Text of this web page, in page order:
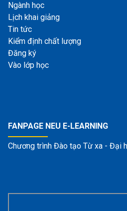
Ngành học
Lịch khai giảng
Tin tức
Kiểm định chất lượng
Đăng ký
Vào lớp học
FANPAGE NEU E-LEARNING
Chương trình Đào tạo Từ xa - Đại